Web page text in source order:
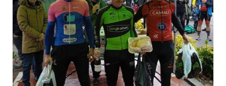
NUESTRA FRUTA
¡¡ EMPLEO !!